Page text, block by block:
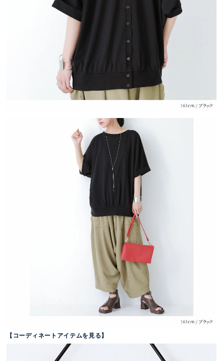
【コーディネートアイテムを見る】